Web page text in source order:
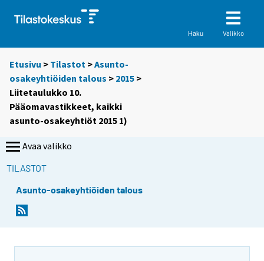
Haku Valikko
Etusivu > Tilastot >Asunto-
osakeyhtiöiden talous > 2015 >
Liitetaulukko 10.
Pääomavastikkeet, kaikki
asunto-osakeyhtiöt 2015 1)
Avaa valikko
TILASTOT
Asunto-osakeyhtiöiden talous